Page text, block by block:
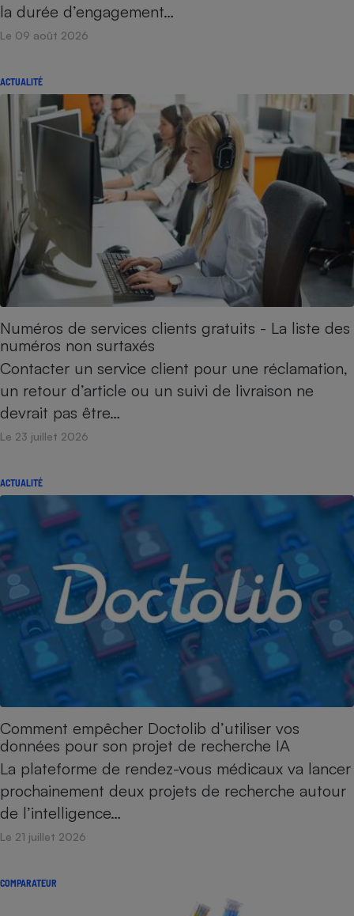
la durée d’engagement…
Le 09 août 2026
ACTUALITÉ
Numéros de services clients gratuits - La liste des
numéros non surtaxés
Contacter un service client pour une réclamation,
un retour d’article ou un suivi de livraison ne
devrait pas être…
Le 23 juillet 2026
ACTUALITÉ
Comment empêcher Doctolib d’utiliser vos
données pour son projet de recherche IA
La plateforme de rendez-vous médicaux va lancer
prochainement deux projets de recherche autour
de l’intelligence…
Le 21 juillet 2026
COMPARATEUR